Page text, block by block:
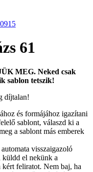
61
MEG. Neked csak
sablon tetszik!
díjtalan!
és formájához igazítani
sablont, válaszd ki a
a sablont más emberek
visszaigazoló
küldd el nekünk a
kért feliratot. Nem baj, ha